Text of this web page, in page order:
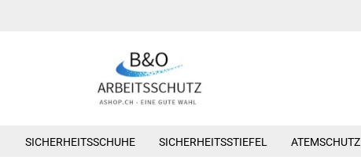
SICHERHEITSSCHUHE SICHERHEITSSTIEFEL ATEMSCHUTZ